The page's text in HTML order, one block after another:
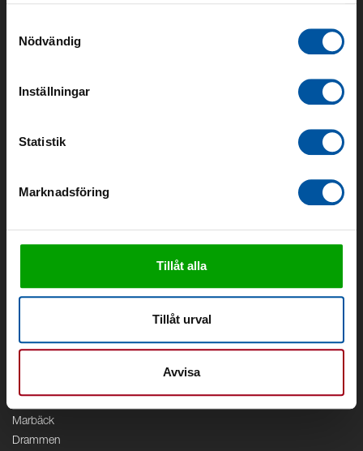
Nödvändig
Inställningar
Statistik
Marknadsföring
Tillåt alla
Tillåt urval
Avvisa
Områden
Vattenrening
Geoenergi
Debe
Marbäck
Drammen